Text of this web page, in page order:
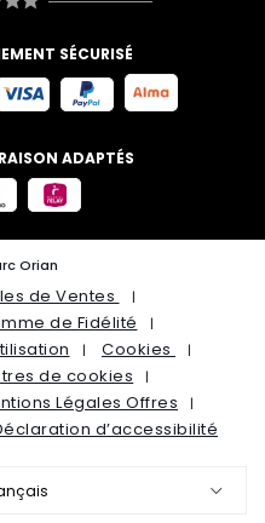
SÉCURISÉ
ADAPTÉS
Orian
de Ventes
de Fidélité
Cookies
de cookies
Légales Offres
d’accessibilité